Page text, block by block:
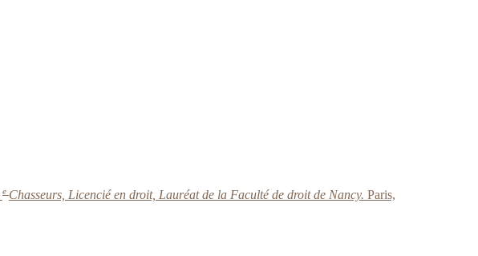
e Chasseurs, Licencié en droit, Lauréat de la Faculté de droit de Nancy. Paris,